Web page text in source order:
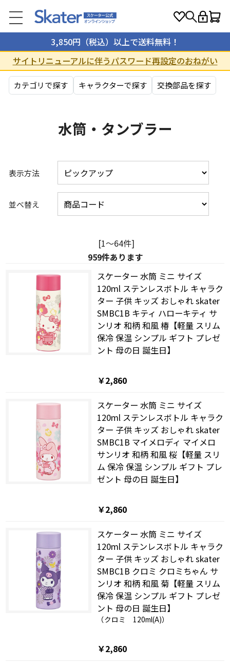
3,850円（税込）以上で送料無料！
サイトリニューアルに伴うパスワード再設定のおねがい
カテゴリで探す キャラクターで探す 交換部品を探す
水筒・タンブラー
表示方法
並べ替え
[1～64件]
959件あります
スケーター 水筒 ミニ サイズ
120ml ステンレスボトル キャラク
ター 子供 キッズ おしゃれ skater
SMBC1B キティ ハローキティ サ
ンリオ 和柄 和風 椿【軽量 スリム
保冷 保温 シンプル ギフト プレゼ
ント 母の日 誕生日】
￥2,860
スケーター 水筒 ミニ サイズ
120ml ステンレスボトル キャラク
ター 子供 キッズ おしゃれ skater
SMBC1B マイメロディ マイメロ
サンリオ 和柄 和風 桜【軽量 スリ
ム 保冷 保温 シンプル ギフト プレ
ゼント 母の日 誕生日】
￥2,860
スケーター 水筒 ミニ サイズ
120ml ステンレスボトル キャラク
ター 子供 キッズ おしゃれ skater
SMBC1B クロミ クロミちゃん サ
ンリオ 和柄 和風 菊【軽量 スリム
保冷 保温 シンプル ギフト プレゼ
ント 母の日 誕生日】
（クロミ 120ml(A)）
￥2,860